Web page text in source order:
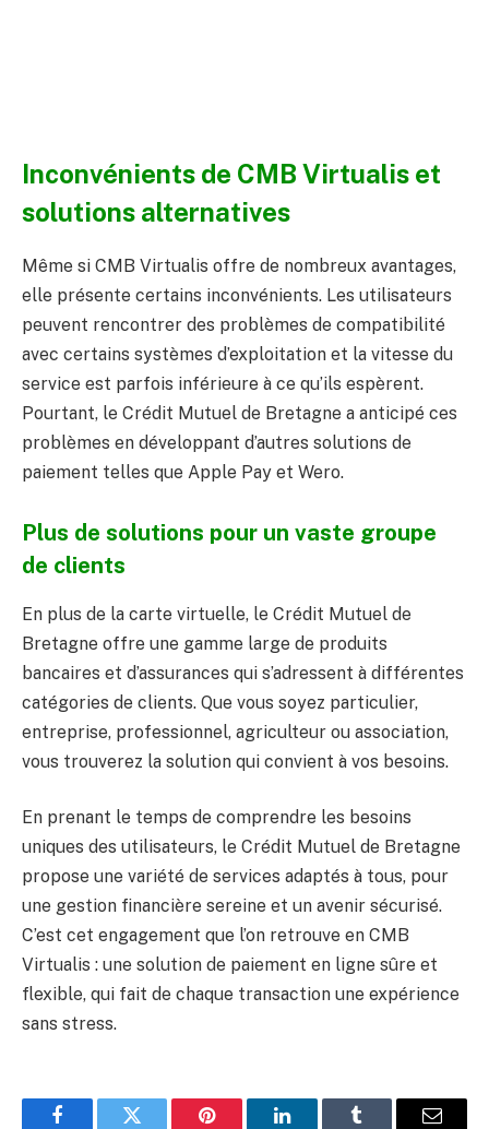
Inconvénients de CMB Virtualis et
solutions alternatives
Même si CMB Virtualis offre de nombreux avantages,
elle présente certains inconvénients. Les utilisateurs
peuvent rencontrer des problèmes de compatibilité
avec certains systèmes d’exploitation et la vitesse du
service est parfois inférieure à ce qu’ils espèrent.
Pourtant, le Crédit Mutuel de Bretagne a anticipé ces
problèmes en développant d’autres solutions de
paiement telles que Apple Pay et Wero.
Plus de solutions pour un vaste groupe
de clients
En plus de la carte virtuelle, le Crédit Mutuel de
Bretagne offre une gamme large de produits
bancaires et d’assurances qui s’adressent à différentes
catégories de clients. Que vous soyez particulier,
entreprise, professionnel, agriculteur ou association,
vous trouverez la solution qui convient à vos besoins.
En prenant le temps de comprendre les besoins
uniques des utilisateurs, le Crédit Mutuel de Bretagne
propose une variété de services adaptés à tous, pour
une gestion financière sereine et un avenir sécurisé.
C’est cet engagement que l’on retrouve en CMB
Virtualis : une solution de paiement en ligne sûre et
flexible, qui fait de chaque transaction une expérience
sans stress.